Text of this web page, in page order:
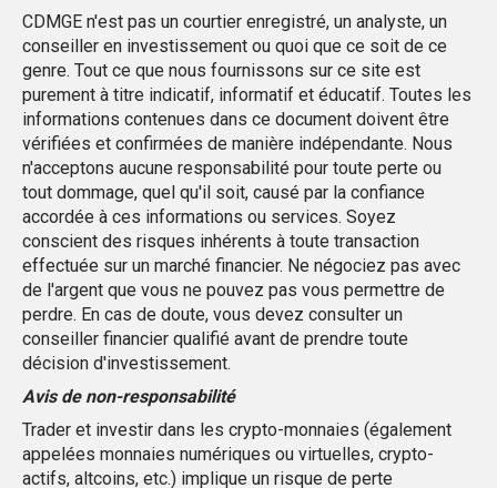
CDMGE n'est pas un courtier enregistré, un analyste, un
conseiller en investissement ou quoi que ce soit de ce
genre. Tout ce que nous fournissons sur ce site est
purement à titre indicatif, informatif et éducatif. Toutes les
informations contenues dans ce document doivent être
vérifiées et confirmées de manière indépendante. Nous
n'acceptons aucune responsabilité pour toute perte ou
tout dommage, quel qu'il soit, causé par la confiance
accordée à ces informations ou services. Soyez
conscient des risques inhérents à toute transaction
effectuée sur un marché financier. Ne négociez pas avec
de l'argent que vous ne pouvez pas vous permettre de
perdre. En cas de doute, vous devez consulter un
conseiller financier qualifié avant de prendre toute
décision d'investissement.
Avis de non-responsabilité
Trader et investir dans les crypto-monnaies (également
appelées monnaies numériques ou virtuelles, crypto-
actifs, altcoins, etc.) implique un risque de perte